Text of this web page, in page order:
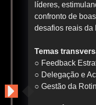
líderes,
confronto de
desafios reais da
Temas
○ Feedback
○ Delegação e
○ Gestão da